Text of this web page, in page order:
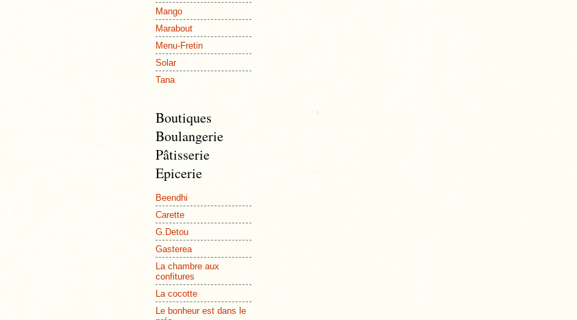
Mango
Marabout
Menu-Fretin
Solar
Tana
Boutiques
Boulangerie
Pâtisserie
Epicerie
Beendhi
Carette
G.Detou
Gasterea
La chambre aux
confitures
La cocotte
Le bonheur est dans le